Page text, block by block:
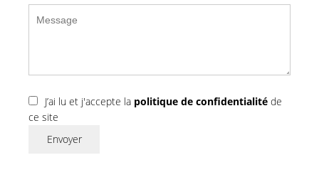
J’ai lu et j'accepte la politique de confidentialité de
ce site
Envoyer